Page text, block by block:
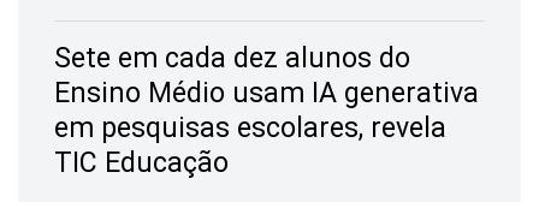
Sete em cada dez alunos do
Ensino Médio usam IA generativa
em pesquisas escolares, revela
TIC Educação